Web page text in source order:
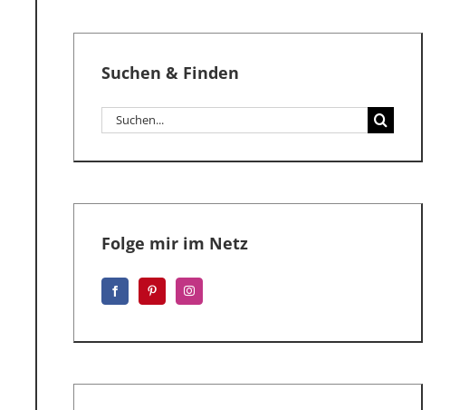
Suchen & Finden
Suche
nach:
Folge mir im Netz